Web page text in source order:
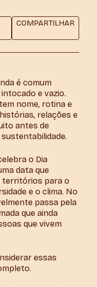
COMPARTILHAR
é comum
e vazio.
nome, rotina e
relações e
antes de
o Dia
data que
territórios para o
e o clima. No
passa pela
que ainda
que vivem
essas